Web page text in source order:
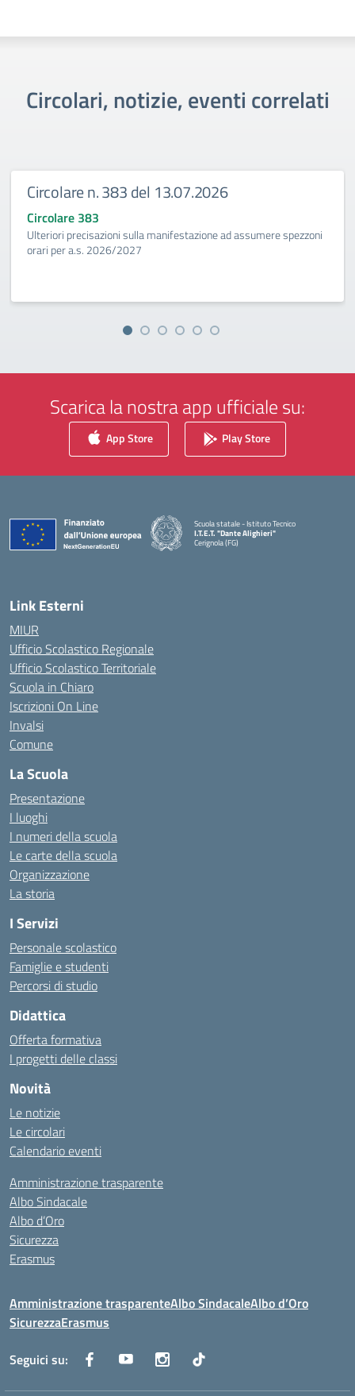
Circolari, notizie, eventi correlati
Circolare n. 383 del 13.07.2026
Circolare 383
Ulteriori precisazioni sulla manifestazione ad assumere spezzoni
orari per a.s. 2026/2027
Scarica la nostra app ufficiale su:
App Store Play Store
Scuola statale - Istituto Tecnico
I.T.E.T. "Dante Alighieri"
Cerignola (FG)
— Visita la pagina iniziale della scuola
Link Esterni
MIUR
Ufficio Scolastico Regionale
Ufficio Scolastico Territoriale
Scuola in Chiaro
Iscrizioni On Line
Invalsi
Comune
La Scuola
Presentazione
I luoghi
I numeri della scuola
Le carte della scuola
Organizzazione
La storia
I Servizi
Personale scolastico
Famiglie e studenti
Percorsi di studio
Didattica
Offerta formativa
I progetti delle classi
Novità
Le notizie
Le circolari
Calendario eventi
Amministrazione trasparente
Albo Sindacale
Albo d’Oro
Sicurezza
Erasmus
Amministrazione trasparenteAlbo SindacaleAlbo d’Oro
SicurezzaErasmus
Seguici su: